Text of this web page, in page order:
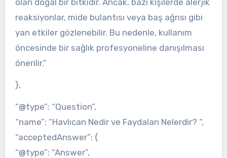
olan doğal bir bitkidir. Ancak, bazı kişilerde alerjik
reaksiyonlar, mide bulantısı veya baş ağrısı gibi
yan etkiler gözlenebilir. Bu nedenle, kullanım
öncesinde bir sağlık profesyoneline danışılması
önerilir.”
},
“@type”: “Question”,
“name”: “Havlıcan Nedir ve Faydaları Nelerdir? “,
“acceptedAnswer”: {
“@type”: “Answer”,